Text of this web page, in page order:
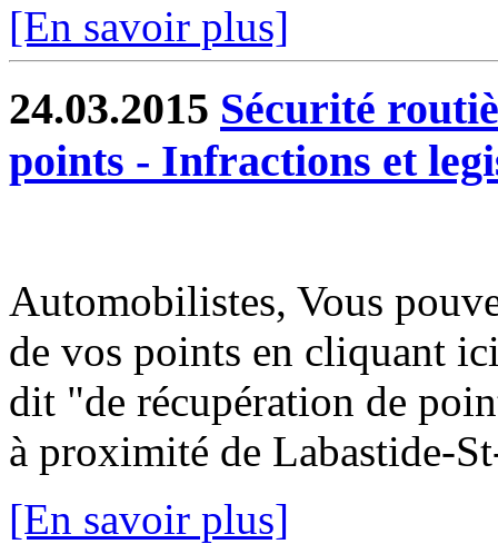
[En savoir plus]
24.03.2015 Sécurité
points - Infractions et
Automobilistes, Vous
de vos points en cliquant
dit "de récupération de
à proximité de Labastide-
[En savoir plus]